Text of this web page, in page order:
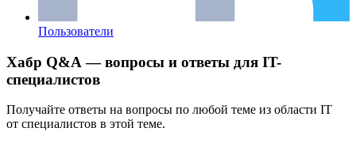
Пользователи
Хабр Q&A — вопросы и ответы для IT-
специалистов
Получайте ответы на вопросы по любой теме из области IT
от специалистов в этой теме.